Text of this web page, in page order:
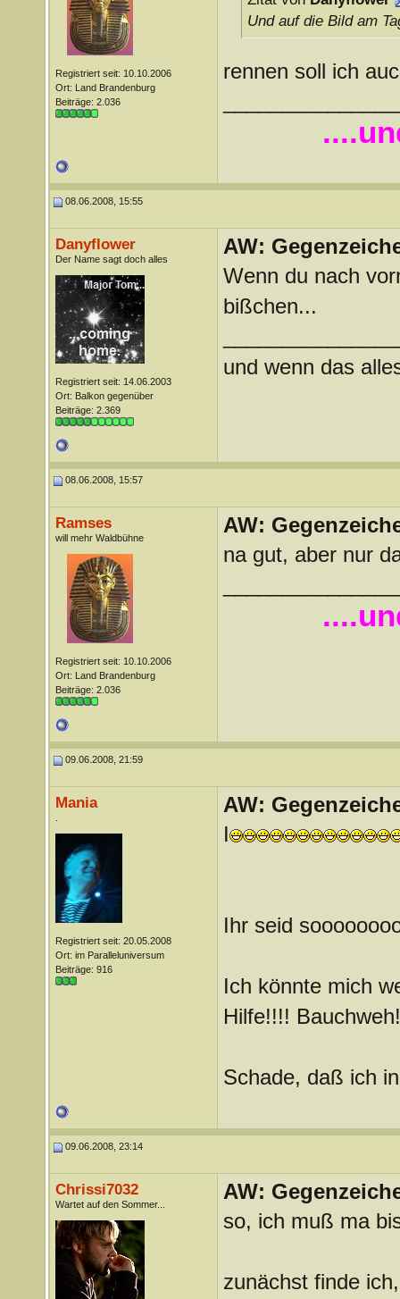
Registriert seit: 10.10.2006
Ort: Land Brandenburg
Beiträge: 2.036
Und auf die Bild am
rennen soll ich
08.06.2008, 15:55
Danyflower
Der Name sagt doch alles
Registriert seit: 14.06.2003
Ort: Balkon gegenüber
Beiträge: 2.369
AW:
Wenn du nach
bißchen...
und wenn das
08.06.2008, 15:57
Ramses
will mehr Waldbühne
Registriert seit: 10.10.2006
Ort: Land Brandenburg
Beiträge: 2.036
AW:
na gut, aber nur
09.06.2008, 21:59
Mania
Registriert seit: 20.05.2008
Ort: im Paralleluniversum
Beiträge: 916
AW:
I
Ihr seid
Ich könnte mich
Hilfe!!!!
Schade, daß ich
09.06.2008, 23:14
Chrissi7032
Wartet auf den Sommer...
AW:
so, ich muß ma
zunächst finde